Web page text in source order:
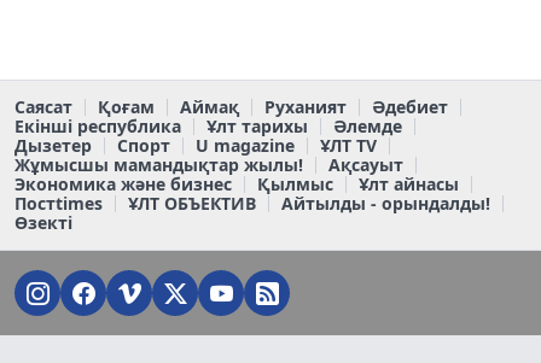
Саясат Қоғам Аймақ Руханият
Әдебиет
Екінші республика
Ұлт тарихы
Әлемде
Дызетер
Спорт U magazine
ҰЛТ TV
Жұмысшы мамандықтар жылы!
Ақсауыт
Экономика және бизнес
Қылмыс
Ұлт айнасы
Постtimes
ҰЛТ ОБЪЕКТИВ
Айтылды - орындалды!
Өзекті